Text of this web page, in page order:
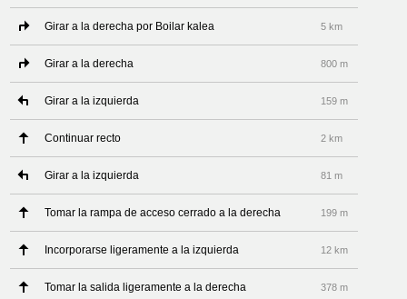
Girar a la derecha por Boilar kalea 5 km
Girar a la derecha 800 m
Girar a la izquierda 159 m
Continuar recto 2 km
Girar a la izquierda 81 m
Tomar la rampa de acceso cerrado a la derecha 199 m
Incorporarse ligeramente a la izquierda 12 km
Tomar la salida ligeramente a la derecha 378 m